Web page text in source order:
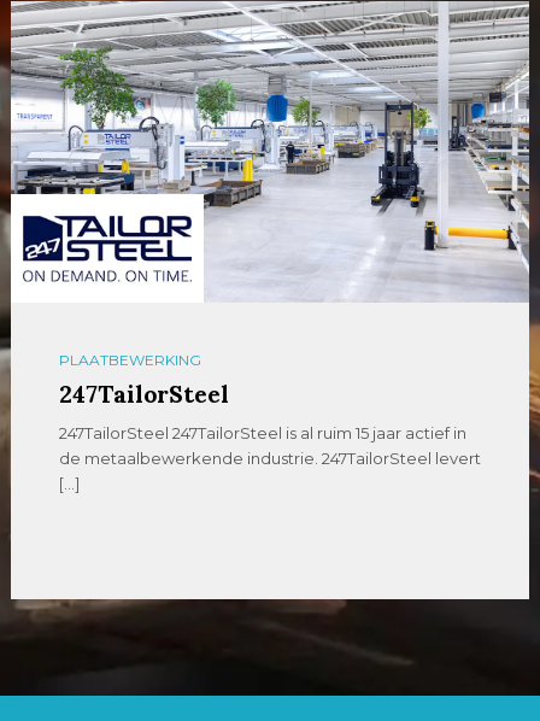
PLAATBEWERKING
247TailorSteel
247TailorSteel 247TailorSteel is al ruim 15 jaar actief in
de metaalbewerkende industrie. 247TailorSteel levert
[…]